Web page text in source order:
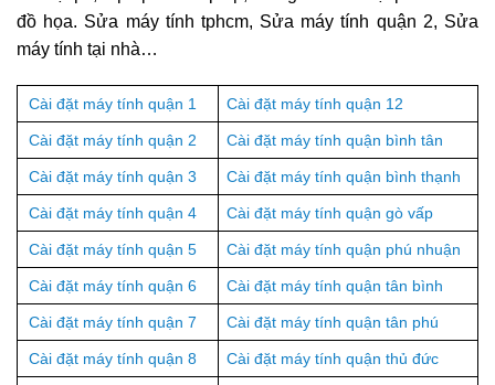
đồ họa. Sửa máy tính tphcm, Sửa máy tính quận 2, Sửa
máy tính tại nhà…
Cài đặt máy tính quận 1 Cài đặt máy tính quận 12
Cài đặt máy tính quận 2 Cài đặt máy tính quận bình tân
Cài đặt máy tính quận 3 Cài đặt máy tính quận bình thạnh
Cài đặt máy tính quận 4 Cài đặt máy tính quận gò vấp
Cài đặt máy tính quận 5 Cài đặt máy tính quận phú nhuận
Cài đặt máy tính quận 6 Cài đặt máy tính quận tân bình
Cài đặt máy tính quận 7 Cài đặt máy tính quận tân phú
Cài đặt máy tính quận 8 Cài đặt máy tính quận thủ đức